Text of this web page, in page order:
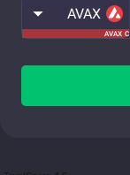
AVAX C
AVAX